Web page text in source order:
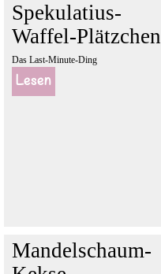
Spekulatius-
Waffel-Plätzchen
Das Last-Minute-Ding
Lesen
Mandelschaum-